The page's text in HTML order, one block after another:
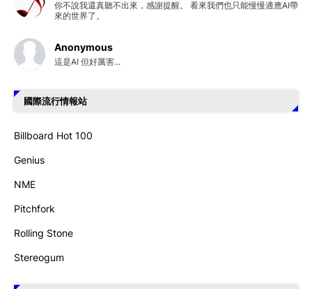
你不說我還真聽不出來，感謝提醒。 看來我們也只能慢慢適應AI帶
來的世界了。
Anonymous
這是AI 但好厲害...
國際流行情報站
Billboard Hot 100
Genius
NME
Pitchfork
Rolling Stone
Stereogum